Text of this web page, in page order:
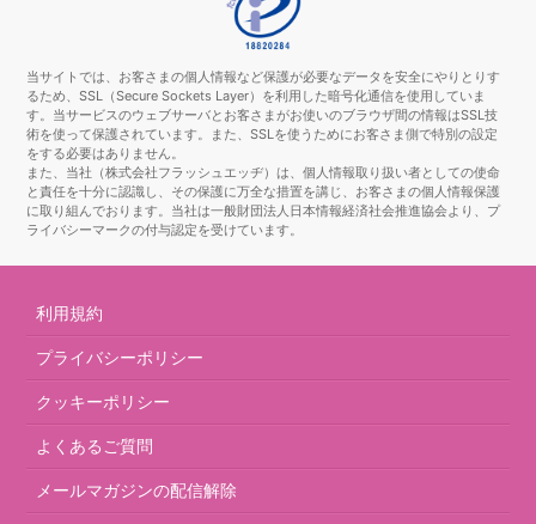
当サイトでは、お客さまの個人情報など保護が必要なデータを安全にやりとりす
るため、SSL（Secure Sockets Layer）を利用した暗号化通信を使用していま
す。当サービスのウェブサーバとお客さまがお使いのブラウザ間の情報はSSL技
術を使って保護されています。また、SSLを使うためにお客さま側で特別の設定
をする必要はありません。
また、当社（株式会社フラッシュエッヂ）は、個人情報取り扱い者としての使命
と責任を十分に認識し、その保護に万全な措置を講じ、お客さまの個人情報保護
に取り組んでおります。当社は一般財団法人日本情報経済社会推進協会より、プ
ライバシーマークの付与認定を受けています。
利用規約
プライバシーポリシー
クッキーポリシー
よくあるご質問
メールマガジンの配信解除